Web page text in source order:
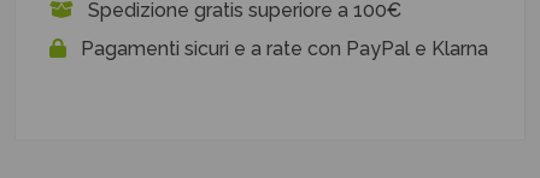
Spedizione gratis superiore a 100€
Pagamenti sicuri e a rate con PayPal e Klarna